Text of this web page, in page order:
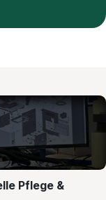
Pflege &